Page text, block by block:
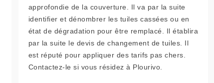
approfondie de la couverture. Il va par la suite
identifier et dénombrer les tuiles cassées ou en
état de dégradation pour être remplacé. Il établira
par la suite le devis de changement de tuiles. Il
est réputé pour appliquer des tarifs pas chers.
Contactez-le si vous résidez à Plourivo.